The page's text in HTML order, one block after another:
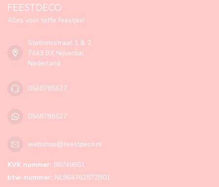
FEESTDECO
Alles voor toffe feestjes!
Stationsstraat 1 & 2
7443 BX Nijverdal
Nederland
0548785527
0548785527
webshop@feestdeco.nl
KVK nummer: 88749851
btw-nummer: NL864762872B01